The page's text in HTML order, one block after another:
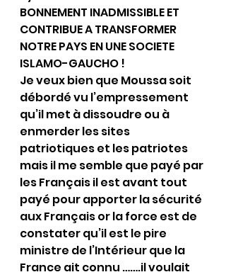
BONNEMENT INADMISSIBLE ET
CONTRIBUE A TRANSFORMER
NOTRE PAYS EN UNE SOCIETE
ISLAMO-GAUCHO !
Je veux bien que Moussa soit
débordé vu l’empressement
qu’il met à dissoudre ou à
enmerder les sites
patriotiques et les patriotes
mais il me semble que payé par
les Français il est avant tout
payé pour apporter la sécurité
aux Français or la force est de
constater qu’il est le pire
ministre de l’Intérieur que la
France ait connu …….il voulait